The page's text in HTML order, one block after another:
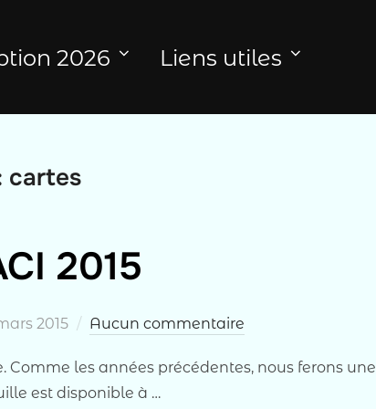
2026 Liens utiles
cartes
2015
2015 Aucun commentaire
les années précédentes, nous ferons une
est disponible à …